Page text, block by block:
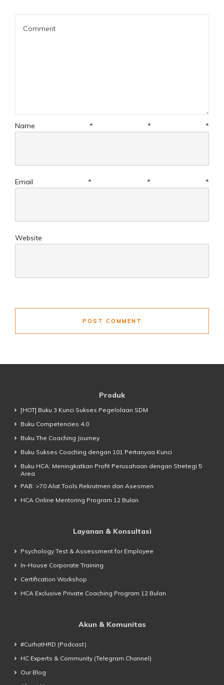
Name * * *
Email* * *
Website
POST COMMENT
Produk
[HOT] Buku 3 Kunci Sukses Pegelolaan SDM
Buku Competencies 4.0
Buku The Coaching Journey
Buku Sukses Coaching dengan 101 Pertanyaa Kunci
Buku HCA: Meningkatkan Profit Perusahaan dengan Stretegi 5
Area
PAB: >70 Alat Tools Rekrutmen dan Asesmen
HCA Online Mentoring Program 12 Bulan
Layanan & Konsultasi
Psychology Test & Assessment for Employee
In-House Corporate Training
Certification Workshop
HCA Exclusive Private Coaching Program 12 Bulan
Akun & Komunitas
#CurhatHRD (Podcast)
HC Experts & Community (Telegram Channel)
Our Blog